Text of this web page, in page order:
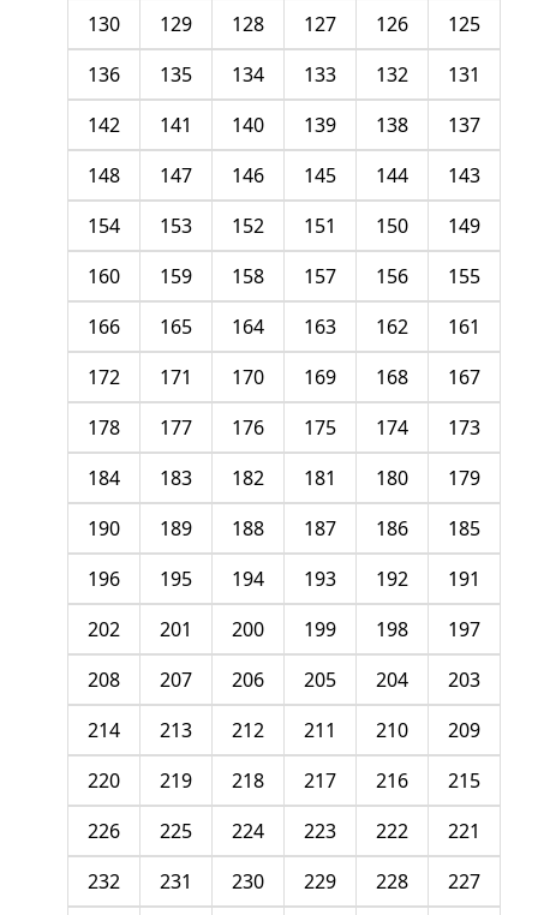
125
126
127
128
129
130
131
132
133
134
135
136
137
138
139
140
141
142
143
144
145
146
147
148
149
150
151
152
153
154
155
156
157
158
159
160
161
162
163
164
165
166
167
168
169
170
171
172
173
174
175
176
177
178
179
180
181
182
183
184
185
186
187
188
189
190
191
192
193
194
195
196
197
198
199
200
201
202
203
204
205
206
207
208
209
210
211
212
213
214
215
216
217
218
219
220
221
222
223
224
225
226
227
228
229
230
231
232